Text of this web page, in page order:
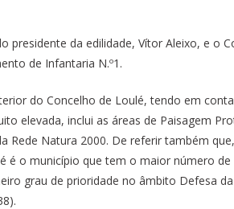
da edilidade, Vítor Aleixo, e o
de Infantaria N.º1.
do Concelho de Loulé, tendo em
elevada, inclui as áreas de Paisagem
Rede Natura 2000. De referir também
é o município que tem o maior número de
grau de prioridade no âmbito Defesa